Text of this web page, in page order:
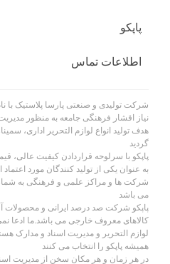
پاپکو
اطلاعات تماس
نیاز اقشار فرهنگی جامعه به منظور
هدف تولید انواع لوازم التحریر اداری،
گردید
پاپکو با سرلوحه قراردادن کیفیت
به عنوان یکی از تولید کنندگان مورد اعتماد
شرکت ها و مراکز علمی و فرهنگی به
می باشد
پاپکو شرکت صد درصد ایرانی و محصولات
کالاهای معروف خارجی می باشد.ما ادعا
لوازم التحریر و مدیریت اسناد و مدارک
همیشه پاپکو را انتخاب می کنند
در هر زمان و هر مکان سخن از مدیریت